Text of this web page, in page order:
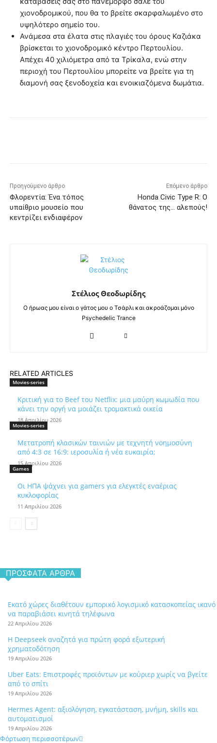
χιονοδρομικού, που θα το βρείτε σκαρφαλωμένο στο
υψηλότερο σημείο του.
Ανάμεσα στα έλατα στις πλαγιές του όρους Καζιάκα
βρίσκεται το χιονοδρομικό κέντρο Περτουλίου.
Απέχει 40 χιλιόμετρα από τα Τρίκαλα, ενώ στην
περιοχή του Περτουλίου μπορείτε να βρείτε για τη
διαμονή σας ξενοδοχεία και ενοικιαζόμενα δωμάτια.
Προηγούμενο άρθρο
Φλορεντία: Ένα τόπος
υπαίθριο μουσείο που
κεντρίζει ενδιαφέρον
Επόμενο άρθρο
Honda Civic Type R: Ο
θάνατος της… αλεπούς!
Στέλιος Θεοδωρίδης
Ο ήρωας μου είναι ο γάτος μου ο Τσάρλι και ακροάζομαι μόνο
Psychedelic Trance
RELATED ARTICLES
Movies-series
Κριτική για το Beef του Netflix: μια μαύρη κωμωδία που
κάνει την οργή να μοιάζει τρομακτικά οικεία
18 Απριλίου 2026
Movies-series
Μετατροπή κλασικών ταινιών με τεχνητή νοημοσύνη
από 4:3 σε 16:9: ιεροσυλία ή νέα ευκαιρία;
15 Απριλίου 2026
Games
Οι ΗΠΑ ψάχνει για gamers για ελεγκτές εναέριας
κυκλοφορίας
11 Απριλίου 2026
ΠΡΌΣΦΑΤΑ ΆΡΘΡΑ
Εκατό χώρες διαθέτουν εμπορικό λογισμικό κατασκοπείας ικανό
να παραβιάσει κινητά τηλέφωνα
22 Απριλίου 2026
Η Deepseek αναζητά για πρώτη φορά εξωτερική
χρηματοδότηση
19 Απριλίου 2026
Uber Eats: Επιστροφές προϊόντων με κούριερ χωρίς να βγείτε
από το σπίτι
19 Απριλίου 2026
Hermes Agent: αξιολόγηση, εγκατάσταση, μνήμη, skills και
αυτοματισμοί
19 Απριλίου 2026
Φόρτωση περισσοτέρων